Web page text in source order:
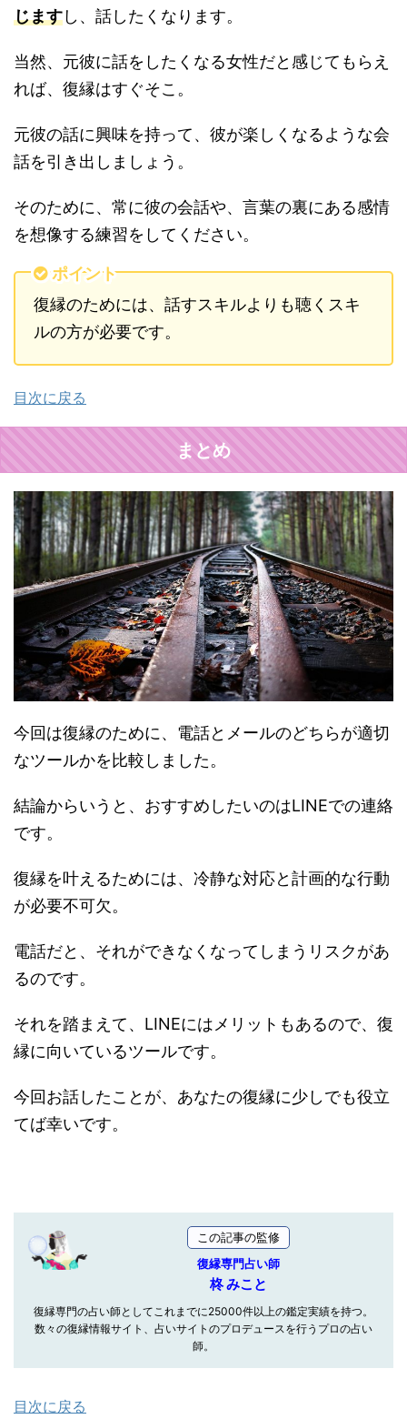
じますし、話したくなります。
当然、元彼に話をしたくなる女性だと感じてもらえ
れば、復縁はすぐそこ。
元彼の話に興味を持って、彼が楽しくなるような会
話を引き出しましょう。
そのために、常に彼の会話や、言葉の裏にある感情
を想像する練習をしてください。
ポイント
復縁のためには、話すスキルよりも聴くスキ
ルの方が必要です。
目次に戻る
まとめ
今回は復縁のために、電話とメールのどちらが適切
なツールかを比較しました。
結論からいうと、おすすめしたいのはLINEでの連絡
です。
復縁を叶えるためには、冷静な対応と計画的な行動
が必要不可欠。
電話だと、それができなくなってしまうリスクがあ
るのです。
それを踏まえて、LINEにはメリットもあるので、復
縁に向いているツールです。
今回お話したことが、あなたの復縁に少しでも役立
てば幸いです。
この記事の監修
復縁専門占い師
柊 みこと
復縁専門の占い師としてこれまでに25000件以上の鑑定実績を持つ。
数々の復縁情報サイト、占いサイトのプロデュースを行うプロの占い
師。
目次に戻る